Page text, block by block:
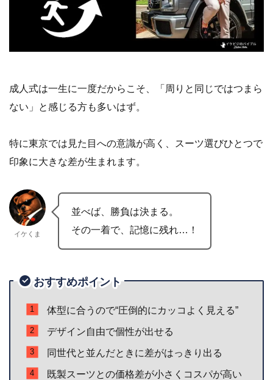
成人式は一生に一度だからこそ、「周りと同じではつまら
ない」と感じる方も多いはず。
特に東京では見た目への意識が高く、スーツ選びひとつで
印象に大きな差が生まれます。
イケくま
並べば、勝負は決まる。
その一着で、記憶に残れ…！
おすすめポイント
体型に合うので“圧倒的にカッコよく見える”
デザイン自由で個性が出せる
同世代と並んだときに差がはっきり出る
既製スーツとの価格差が小さくコスパが高い